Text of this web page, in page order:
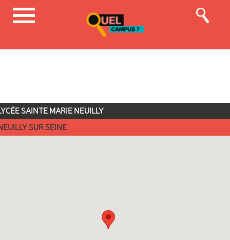
SAINTE MARIE NEUILLY
SUR SEINE